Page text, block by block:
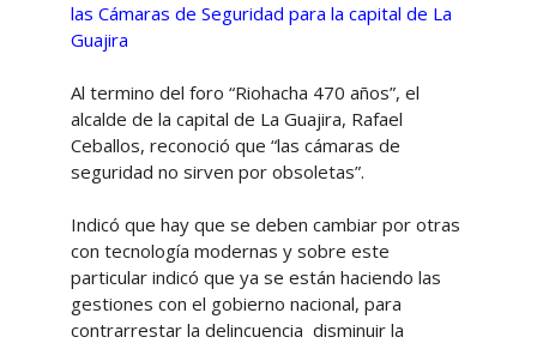
las Cámaras de Seguridad para la capital de La
Guajira
Al termino del foro “Riohacha 470 años”, el
alcalde de la capital de La Guajira, Rafael
Ceballos, reconoció que “las cámaras de
seguridad no sirven por obsoletas”.
Indicó que hay que se deben cambiar por otras
con tecnología modernas y sobre este
particular indicó que ya se están haciendo las
gestiones con el gobierno nacional, para
contrarrestar la delincuencia disminuir la